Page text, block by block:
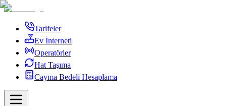
Tarifeler
Ev İnterneti
Operatörler
Hat Taşıma
Cayma Bedeli Hesaplama